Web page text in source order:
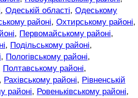
, Одеській області, Одеському
районі, Охтирському районі,
, Первомайському районі,
, Подільському районі,
, Пологівському районі,
Полтавському районі,
, Рахівському районі, Рівненській
районі, Ровеньківському районі,